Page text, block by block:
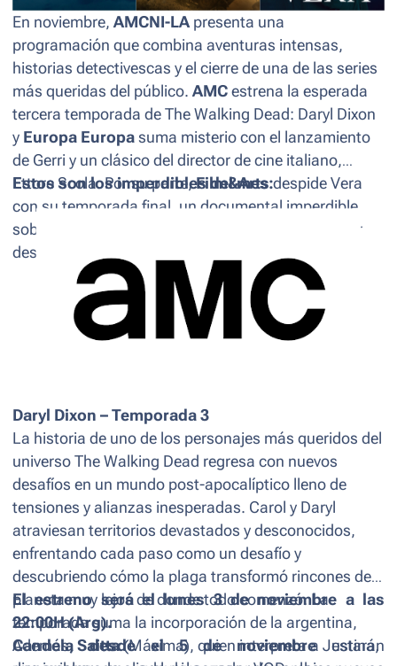
En noviembre, AMCNI-LA presenta una
programación que combina aventuras intensas,
historias detectivescas y el cierre de una de las series
más queridas del público. AMC estrena la esperada
tercera temporada de The Walking Dead: Daryl Dixon
y Europa Europa suma misterio con el lanzamiento
de Gerri y un clásico del director de cine italiano,
Ettore Scola. Por su parte,Film&Artsdespide Vera
con su temporada final, un documental imperdible
sobre Clint Eastwood, y más contenido para seguir
descubriendo el mundo del arte.
Estos son los imperdibles del mes:
Daryl Dixon – Temporada 3
La historia de uno de los personajes más queridos del
universo The Walking Dead regresa con nuevos
desafíos en un mundo post-apocalíptico lleno de
tensiones y alianzas inesperadas. Carol y Daryl
atraviesan territorios devastados y desconocidos,
enfrentando cada paso como un desafío y
descubriendo cómo la plaga transformó rincones del
planeta muy lejos de donde todo comenzó. La
temporada suma la incorporación de la argentina,
Candela Saitta(Máxima), quien interpreta a Justina,
El estreno será el lunes 3 de noviembre a las
22:00H (Arg).
Además, desde el 5 de noviembreestarán